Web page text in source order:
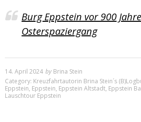
Burg Eppstein vor 900
Osterspaziergang
14. April 2024 by Brina Stein
Category: Kreuzfahrtautorin Brina Stein´s
Eppstein, Eppstein, Eppstein Altstadt, Eppstein
Lauschtour Eppstein